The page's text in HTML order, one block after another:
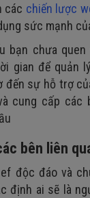
các chiến lược
sức mạnh
bạn chưa
gian để quản
đến sự hỗ trợ
cung cấp các
bên liên
độc đáo và
định ai sẽ là